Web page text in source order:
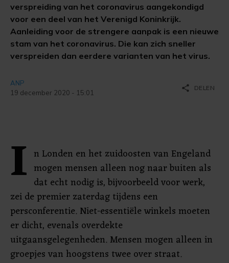
verspreiding van het coronavirus aangekondigd
voor een deel van het Verenigd Koninkrijk.
Aanleiding voor de strengere aanpak is een nieuwe
stam van het coronavirus. Die kan zich sneller
verspreiden dan eerdere varianten van het virus.
ANP
19 december 2020 - 15:01
share DELEN
I n Londen en het zuidoosten van Engeland
mogen mensen alleen nog naar buiten als
dat echt nodig is, bijvoorbeeld voor werk,
zei de premier zaterdag tijdens een
persconferentie. Niet-essentiële winkels moeten
er dicht, evenals overdekte
uitgaansgelegenheden. Mensen mogen alleen in
groepjes van hoogstens twee over straat.